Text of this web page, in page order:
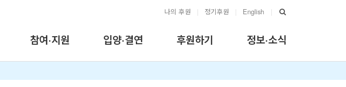
나의 후원 | 정기후원 | English |
참여·지원 입양·결연 후원하기 정보·소식